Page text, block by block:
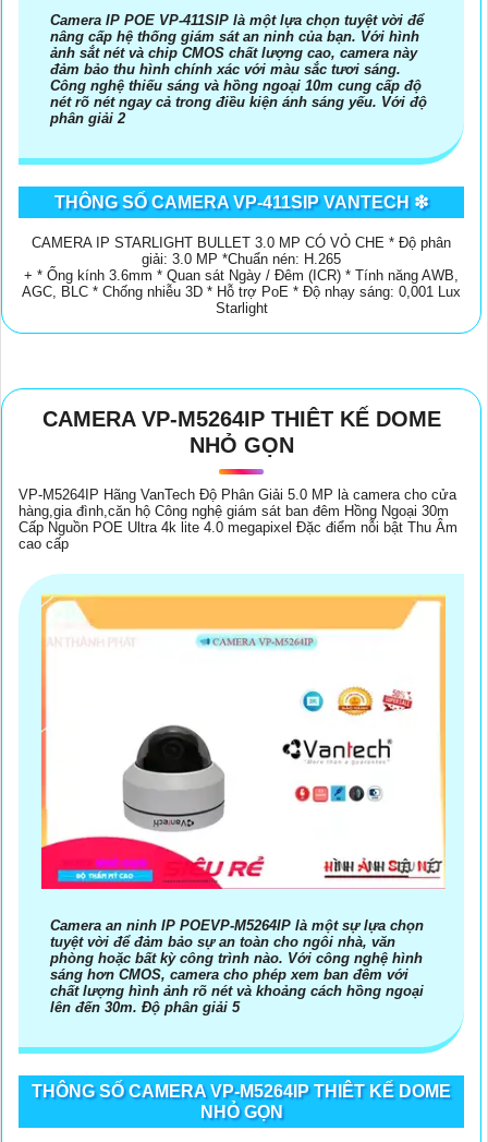
Camera IP POE VP-411SIP là một lựa chọn tuyệt vời để
nâng cấp hệ thống giám sát an ninh của bạn. Với hình
ảnh sắt nét và chip CMOS chất lượng cao, camera này
đảm bảo thu hình chính xác với màu sắc tươi sáng.
Công nghệ thiếu sáng và hồng ngoại 10m cung cấp độ
nét rõ nét ngay cả trong điều kiện ánh sáng yếu. Với độ
phân giải 2
THÔNG SỐ CAMERA VP-411SIP VANTECH ❇
CAMERA IP STARLIGHT BULLET 3.0 MP CÓ VỎ CHE * Độ phân
giải: 3.0 MP *Chuẩn nén: H.265
+ * Ống kính 3.6mm * Quan sát Ngày / Đêm (ICR) * Tính năng AWB,
AGC, BLC * Chống nhiễu 3D * Hỗ trợ PoE * Độ nhạy sáng: 0,001 Lux
Starlight
CAMERA VP-M5264IP THIÊT KẾ DOME
NHỎ GỌN
VP-M5264IP Hãng VanTech Độ Phân Giải 5.0 MP là camera cho cửa
hàng,gia đình,căn hộ Công nghệ giám sát ban đêm Hồng Ngoại 30m
Cấp Nguồn POE Ultra 4k lite 4.0 megapixel Đặc điểm nỗi bật Thu Âm
cao cấp
Camera an ninh IP POEVP-M5264IP là một sự lựa chọn
tuyệt vời để đảm bảo sự an toàn cho ngôi nhà, văn
phòng hoặc bất kỳ công trình nào. Với công nghệ hình
sáng hơn CMOS, camera cho phép xem ban đêm với
chất lượng hình ảnh rõ nét và khoảng cách hồng ngoại
lên đến 30m. Độ phân giải 5
THÔNG SỐ CAMERA VP-M5264IP THIÊT KẾ DOME
NHỎ GỌN